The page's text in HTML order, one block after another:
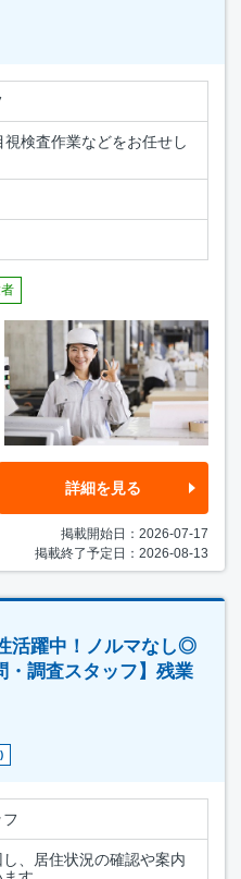
視検査作業などをお任せし
詳細を見る
掲載開始日：2026-07-17
掲載終了予定日：2026-08-13
活躍中！ノルマなし◎
・調査スタッフ】残業
、居住状況の確認や案内